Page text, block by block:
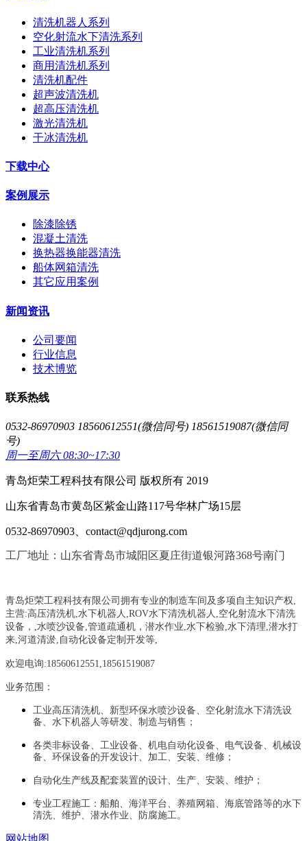
清洗机器人系列
空化射流水下清洗系列
工业清洗机系列
商用清洗机系列
清洗机配件
超声波清洗机
超高压清洗机
激光清洗机
干冰清洗机
下载中心
案例展示
除漆除锈
混凝土清洗
换热器换能器清洗
船体网箱清洗
其它应用案例
新闻资讯
公司要闻
行业信息
技术博览
联系热线
0532-86970903 18560612551(微信同号) 18561519087(微信同
号)
周一至周六 08:30~17:30
青岛炬荣工程科技有限公司 版权所有 2019
山东省青岛市黄岛区紫金山路117号华林广场15层
0532-86970903、contact@qdjurong.com
工厂地址：山东省青岛市城阳区夏庄街道银河路368号南门
青岛炬荣工程科技有限公司拥有专业的制造车间及多项自主知识产权,
主营:高压清洗机,水下机器人,ROV水下清洗机器人,空化射流水下清洗
设备， ,水喷沙设备,管道疏通机 ， 潜水作业,水下检验,水下清理,潜水打
来,河道清淤,自动化设备定制开发等,
欢迎电询:18560612551,18561519087
业务范围：
工业高压清洗机、新型环保水喷沙设备、空化射流水下清洗设
备、水下机器人等研发、制造与销售；
各类非标设备、工业设备、机电自动化设备、电气设备、机械设
备、环保设备的开发设计、加工、安装、维修；
自动化生产线及配套装置的设计、生产、安装、维护；
专业工程施工：船舶、海洋平台、养殖网箱、海底管路等的水下
清洗、维护、潜水作业、防腐施工。